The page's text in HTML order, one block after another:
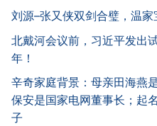
刘源–张又侠双剑合璧，温
北戴河会议前，习近平发出
年！
辛奇家庭背景：母亲田海燕
保安是国家电网董事长；起
子